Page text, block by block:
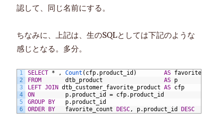
認して、同じ名前にする。
ちなみに、上記は、生のSQLとしては下記のような
感じとなる。多分。
1
2
3
4
5
6
SELECT * , Count (cfp.product_id) AS
FROM
dtb_product AS p
LEFT JOIN
dtb_customer_favorite_product AS cfp
ON
p.product_id = cfp.product_id
GROUP
BY
p.product_id
ORDER BY
favorite_count DESC, p.product_id DESC